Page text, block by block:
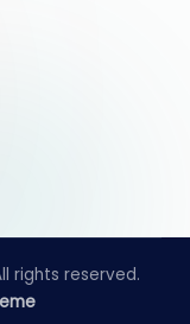
rights reserved.